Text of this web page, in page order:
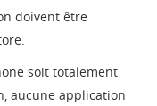
doivent être
soit totalement
aucune application